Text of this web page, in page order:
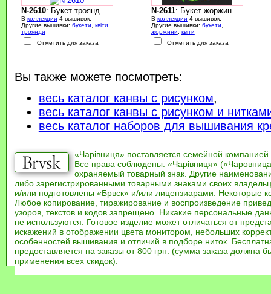
N-2610: Букет троянд
В коллекции 4 вышивок.
Другие вышивки: букети квіти
троянди
Отметить для заказа
N-2611: Букет жоржин
В коллекции 4 вышивок.
Другие вышивки: букети
жоржини
квіти
Отметить для заказа
Вы также можете посмотреть:
весь каталог канвы с рисунком,
весь каталог канвы с рисунком и
весь каталог наборов для вышивания
«Чарівниця» поставляется семейной компанией
Все права соблюдены. «Чарівниця»
охраняемый товарный знак. Другие
либо зарегистрированными товарными знаками своих
и/или подготовлены «Брвск» и/или лицензиарами. Некоторые
Любое копирование, тиражирование и воспроизведение
узоров, текстов и кодов запрещено. Никакие персональные
не используются. Готовое изделие может отличаться от
искажений в отображении цвета монитором, небольших
особенностей вышивания и отличий в подборе ниток.
предоставляется на заказы от 800 грн. (сумма заказа должна
применения всех скидок).